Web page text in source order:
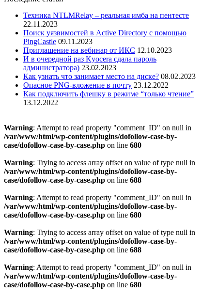
Техника NTLMRelay – реальная имба на пентесте
22.11.2023
Поиск уязвимостей в Active Directory с помощью
PingCastle 09.11.2023
Приглашение на вебинар от ИКС 12.10.2023
И в очередной раз Kyocera сдала пароль
администратора) 23.02.2023
Как узнать что занимает место на диске? 08.02.2023
Опасное PNG-вложение в почту 23.12.2022
Как подключить флешку в режиме “только чтение”
13.12.2022
Warning: Attempt to read property "comment_ID" on null in
/var/www/html/wp-content/plugins/dofollow-case-by-
case/dofollow-case-by-case.php on line 680
Warning: Trying to access array offset on value of type null in
/var/www/html/wp-content/plugins/dofollow-case-by-
case/dofollow-case-by-case.php on line 688
Warning: Attempt to read property "comment_ID" on null in
/var/www/html/wp-content/plugins/dofollow-case-by-
case/dofollow-case-by-case.php on line 680
Warning: Trying to access array offset on value of type null in
/var/www/html/wp-content/plugins/dofollow-case-by-
case/dofollow-case-by-case.php on line 688
Warning: Attempt to read property "comment_ID" on null in
/var/www/html/wp-content/plugins/dofollow-case-by-
case/dofollow-case-by-case.php on line 680